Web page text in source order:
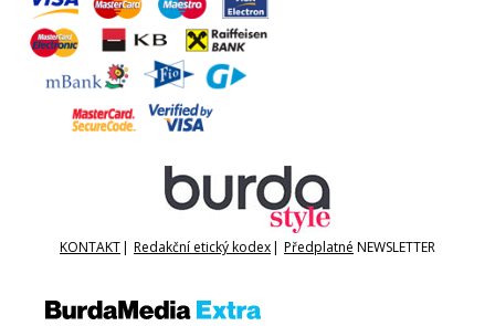
KONTAKT| Redakční etický kodex| Předplatné NEWSLETTER